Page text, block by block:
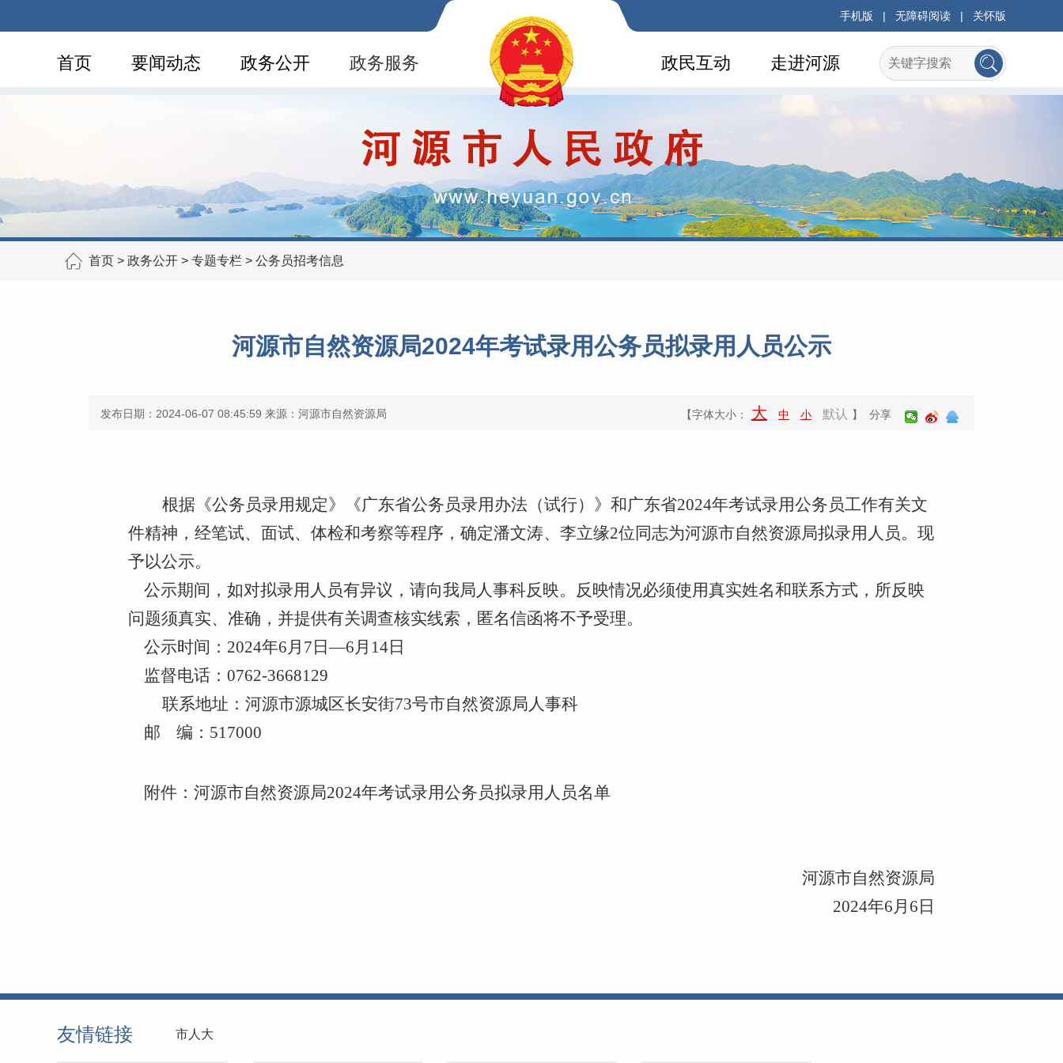
手机版 | 无障碍阅读 | 关怀版
首页 要闻动态 政务公开 政务服务 走进河源
政民互动
首页 > 政务公开 > 专题专栏 > 公务员招考信息
河源市自然资源局2024年考试录用公务员拟录用人员公示
发布日期：2024-06-07 08:45:59 来源：河源市自然资源局 【字体大小： 大 中 小 默认 】 分享
根据《公务员录用规定》《广东省公务员录用办法（试行）》和广东省2024年考试录用公务员工作有关文
件精神 ，经笔试、面试、体检和考察等程序，确定潘文涛、李立缘2位 同志为河源市自然资源局拟录用人员。现
予以公示。
公示期间，如对拟录用人员有异议，请向我局人事科反映。反映情况必须使用真实姓名和联系方式，所反映
问题须真实、准确，并提供有关调查核实线索，匿名信函将不予受理。
公示时间： 2024年6月 7 日—6月 14日
监督电话： 0762-3668129
联系地址：河源市源城区长安街73号市自然资源局人事科
邮
编：517000
附件： 河源市自然资源局2024年考试录用公务员拟录用人员名单
河源市自然资源局
2024年6月 6 日
友情链接 市人大